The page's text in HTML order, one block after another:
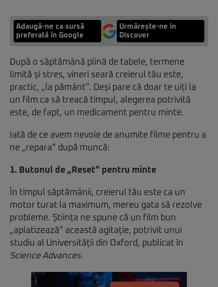
Adaugă-ne ca sursă
preferată în Google
Urmărește-ne in
Discover
După o săptămână plină de tabele, termene
limită și stres, vineri seară creierul tău este,
practic, „la pământ”. Deși pare că doar te uiți la
un film ca să treacă timpul, alegerea potrivită
este, de fapt, un medicament pentru minte.
Iată de ce avem nevoie de anumite filme pentru a
ne „repara” după muncă:
1. Butonul de „Reset” pentru minte
În timpul săptămânii, creierul tău este ca un
motor turat la maximum, mereu gata să rezolve
probleme. Știința ne spune că un film bun
„aplatizează” această agitație, potrivit unui
studiu al Universității din Oxford, publicat în
Science Advances.